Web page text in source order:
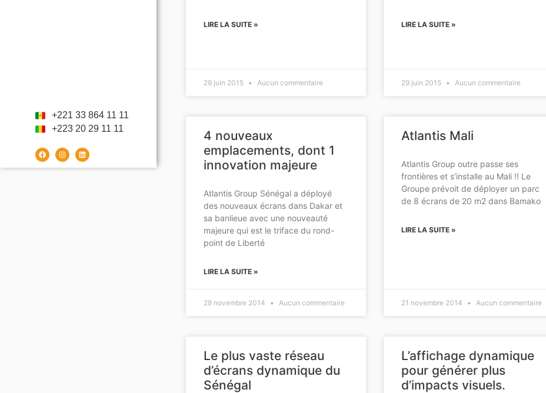
+221 33 864 11 11
+223 20 29 11 11
LIRE LA SUITE »
29 juin 2015 Aucun commentaire
LIRE LA SUITE »
29 juin 2015 Aucun commentaire
4 nouveaux
emplacements, dont 1
innovation majeure
Atlantis Group Sénégal a déployé
des nouveaux écrans dans Dakar et
sa banlieue avec une nouveauté
majeure qui est le triface du rond-
point de Liberté
LIRE LA SUITE »
28 novembre 2014 Aucun commentaire
Atlantis Mali
Atlantis Group outre passe ses
frontières et s’installe au Mali !! Le
Groupe prévoit de déployer un parc
de 8 écrans de 20 m2 dans Bamako
LIRE LA SUITE »
21 novembre 2014 Aucun commentaire
Le plus vaste réseau
d’écrans dynamique du
Sénégal
L’affichage dynamique
pour générer plus
d’impacts visuels.